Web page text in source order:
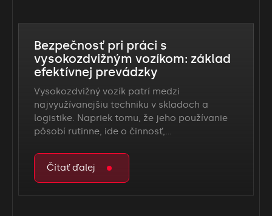
Bezpečnosť pri práci s
vysokozdvižným vozíkom: základ
efektívnej prevádzky
Vysokozdvižný vozík patrí medzi
najvyužívanejšiu techniku v skladoch a
logistike. Napriek tomu, že jeho používanie
pôsobí rutinne, ide o činnosť,…
Čítať ďalej